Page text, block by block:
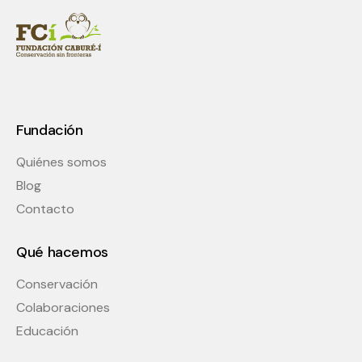
Fundación
Quiénes somos
Blog
Contacto
Qué hacemos
Conservación
Colaboraciones
Educación